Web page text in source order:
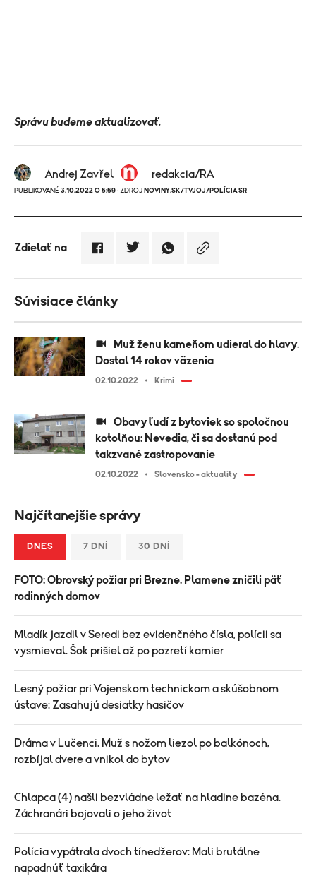
Správu budeme aktualizovať.
Andrej Zavřel redakcia/RA
PUBLIKOVANÉ 3.10.2022 O 5:59 · ZDROJ NOVINY.SK/TVJOJ/POLÍCIA SR
Zdielať na
Súvisiace články
Dostal 14 rokov väzenia
02.10.2022 Krimi
kotolňou: Nevedia, či sa dostanú pod
takzvané zastropovanie
02.10.2022 Slovensko - aktuality
Najčítanejšie správy
DNES 7 DNÍ 30 DNÍ
FOTO: Obrovský požiar pri Brezne. Plamene zničili päť
rodinných domov
Mladík jazdil v Seredi bez evidenčného čísla, polícii sa
vysmieval. Šok prišiel až po pozretí kamier
Lesný požiar pri Vojenskom technickom a skúšobnom
ústave: Zasahujú desiatky hasičov
Dráma v Lučenci. Muž s nožom liezol po balkónoch,
rozbíjal dvere a vnikol do bytov
Chlapca (4) našli bezvládne ležať na hladine bazéna.
Záchranári bojovali o jeho život
Polícia vypátrala dvoch tínedžerov: Mali brutálne
napadnúť taxikára